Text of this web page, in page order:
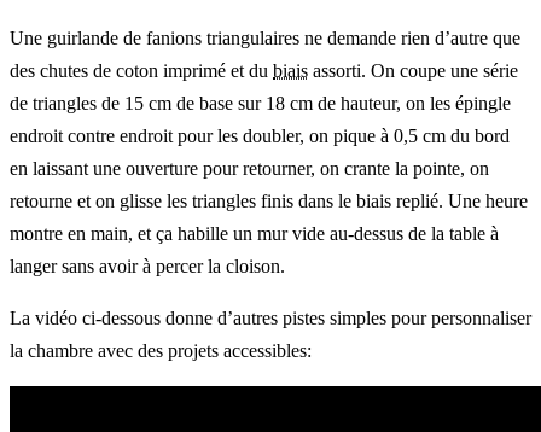
Une guirlande de fanions triangulaires ne demande rien d’autre que
des chutes de coton imprimé et du biais assorti. On coupe une série
de triangles de 15 cm de base sur 18 cm de hauteur, on les épingle
endroit contre endroit pour les doubler, on pique à 0,5 cm du bord
en laissant une ouverture pour retourner, on crante la pointe, on
retourne et on glisse les triangles finis dans le biais replié. Une heure
montre en main, et ça habille un mur vide au-dessus de la table à
langer sans avoir à percer la cloison.
La vidéo ci-dessous donne d’autres pistes simples pour personnaliser
la chambre avec des projets accessibles: